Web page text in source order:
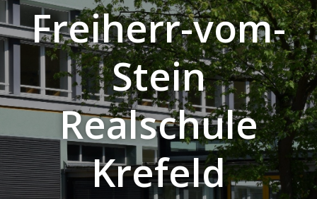
Freiherr-vom-
Stein
Realschule
Krefeld